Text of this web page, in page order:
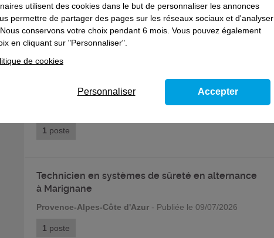
Peintre en carrosserie en alternance à Marseille
Provence-Alpes-Côte d'Azur
1poste
Menuisier installateur en apprentissage
1 poste
Technicien en systèmes de sûreté en alternance
à Marignane
Provence-Alpes-Côte d'Azur- Publiée le 09/07/2026
1 poste
utilisent des cookies dans le but de personnaliser les annonces
permettre de partager des pages sur les réseaux sociaux et d'analyser
conservons votre choix pendant 6 mois. Vous pouvez également
en cliquant sur "Personnaliser".
de cookies
Personnaliser Accepter